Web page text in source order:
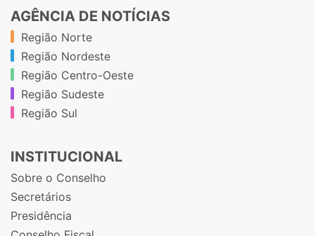
AGÊNCIA DE NOTÍCIAS
Região Norte
Região Nordeste
Região Centro-Oeste
Região Sudeste
Região Sul
INSTITUCIONAL
Sobre o Conselho
Secretários
Presidência